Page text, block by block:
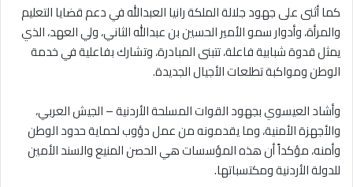
كما أثنى على جهود جلالة الملكة رانيا العبدالله في دعم قضايا التعليم
والمرأة، وأدوار سمو الأمير الحسين بن عبدالله الثاني، ولي العهد، الذي
يمثل قدوة شبابية فاعلة، تتبنى المبادرة، وتشارك بفاعلية في خدمة
الوطن ومواكبة تطلعات الأجيال الجديدة.
وأشاد العيسوي بجهود القوات المسلحة الأردنية – الجيش العربي،
والأجهزة الأمنية، وما يقدمونه من عمل دؤوب لحماية حدود الوطن
وأمنه، مؤكداً أن هذه المؤسسات هي الحصن المنيع والسند الأمين
للدولة الأردنية ومكتسباتها.